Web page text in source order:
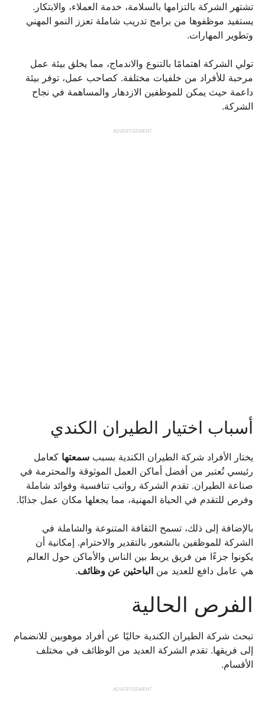
تشتهر الشركة بالتزامها بالسلامة، خدمة العملاء، والابتكار.
يستفيد موظفوها من برامج تدريب شاملة تعزز النمو المهني
وتطوير المهارات.
تولي الشركة اهتمامًا بالتنوع والاندماج، مما يخلق بيئة عمل
مرحبة للأفراد من خلفيات مختلفة. كصاحب عمل، توفر بيئة
داعمة حيث يمكن للموظفين الازدهار والمساهمة في نجاح
الشركة.
ADVERTISEMENT
أسباب اختيار الطيران الكندي
يختار الأفراد شركة الطيران الكندية بسبب سمعتها كعامل
رئيسي تُعتبر من أفضل أماكن العمل الموثوقة والمحترمة في
صناعة الطيران. تقدم الشركة رواتب تنافسية وفوائد شاملة
وفرص للتقدم في الحياة المهنية، مما يجعلها مكان عمل جذابًا.
بالإضافة إلى ذلك، تسمح الثقافة المتنوعة والشاملة في
الشركة للموظفين بالشعور بالتقدير والاحترام. إمكانية أن
يكونوا جزءًا من فريق يربط بين الناس والأماكن حول العالم
هي عامل دافع للعديد من الباحثين عن وظائف.
الفرص الحالية
تبحث شركة الطيران الكندية حاليًا عن أفراد موهوبين للانضمام
إلى فريقها. تقدم الشركة العديد من الوظائف في مختلف
الأقسام.
ADVERTISEMENT